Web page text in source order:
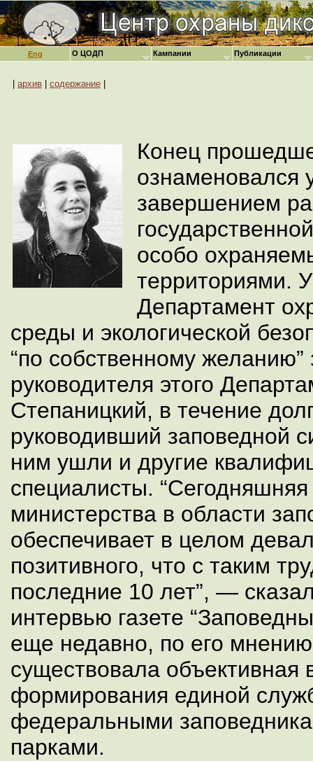
Eng
архив содержание
Конец
ознаменовался
завершением
особо
территориями.
Департамент
среды и экологической
“по собственному желанию”
руководителя этого
Степаницкий, в течение
руководивший заповедной
ним ушли и другие
специалисты. “Сегодняшняя
министерства в области
обеспечивает в целом
позитивного, что с таким
последние 10 лет”, —
интервью газете
еще недавно, по его
существовала объективная
формирования единой
федеральными
парками.
О ЦОДП Кампании Публикации